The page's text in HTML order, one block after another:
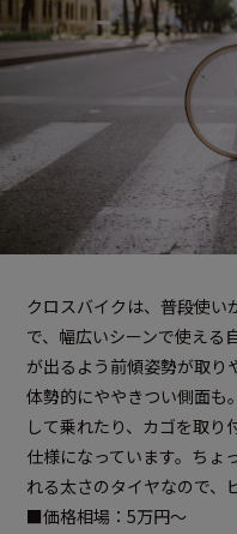
クロスバイクは、普段使い
で、幅広いシーンで使える
が出るよう前傾姿勢が取り
体勢的にややきつい側面も
して乗れたり、カゴを取
仕様になっています。ちょ
れる太さのタイヤなので、
■価格相場：5万円～